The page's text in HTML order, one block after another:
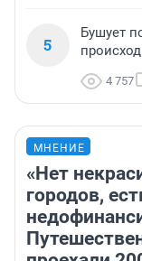
5
Бушует
4 757
МНЕНИЕ
«Нет
городов,